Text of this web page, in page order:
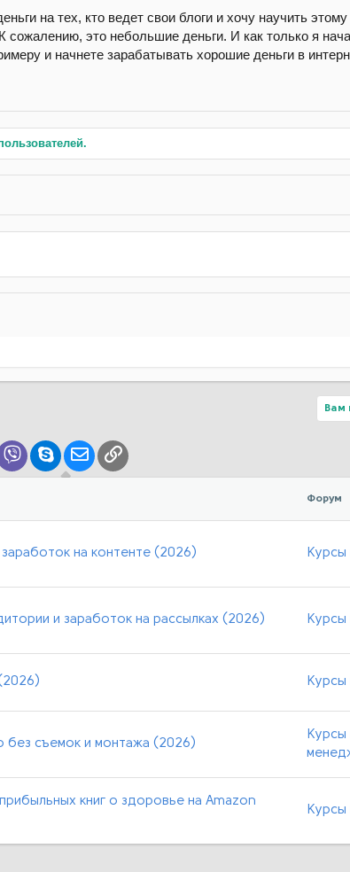
на тех, кто ведет свои блоги и хочу научить
это небольшие деньги. И как только я
и начнете зарабатывать хорошие деньги в
Вам
Viber SkypeЭлектронная почта
Ссылка
Форум
на контенте (2026)
и заработок на рассылках (2026) Курсы
без съемок и монтажа (2026)
Курсы
книг о здоровье на Amazon
Курсы